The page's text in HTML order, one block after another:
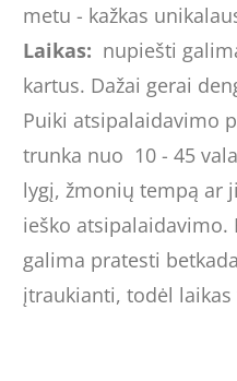
metu - kažkas
Laikas: nupiešti
kartus. Dažai gerai
Puiki atsipalaidavimo
trunka nuo 10 - 45
lygį, žmonių tempą ar
ieško atsipalaidavimo.
galima pratesti
įtraukianti, todėl